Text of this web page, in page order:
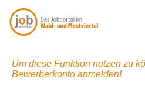
Um diese Funktion nutzen zu
Bewerberkonto anmelden!